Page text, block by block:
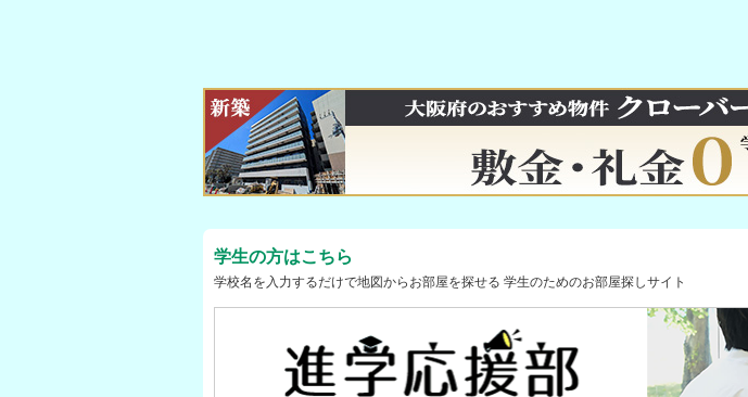
学生の方はこちら
学校名を入力するだけで地図からお部屋を探せる 学生のためのお部屋探しサイト